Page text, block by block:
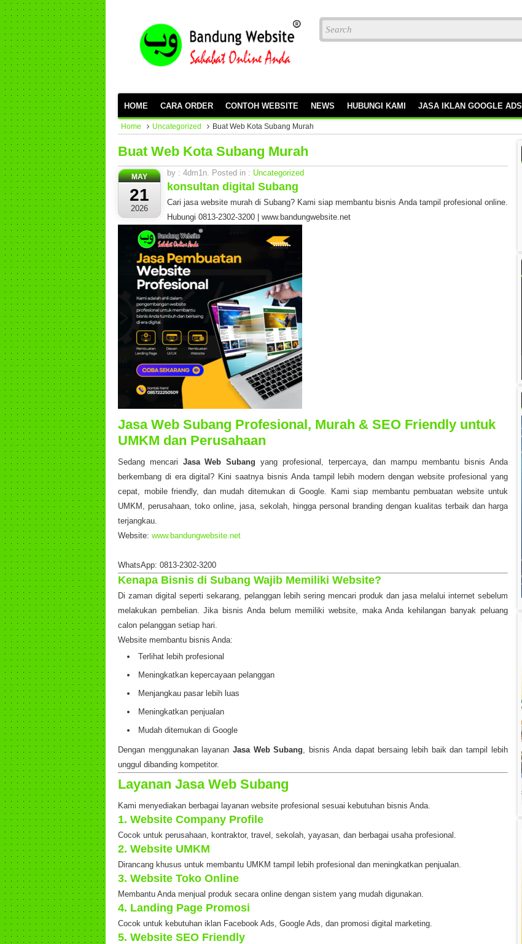
HOME CARA ORDER CONTOH WEBSITE NEWS HUBUNGI KAMI JASA IKLAN GOOGLE ADS
Home Uncategorized Buat Web Kota Subang Murah
Buat Web Kota Subang Murah
MAY
21
2026
by : 4dm1n. Posted in : Uncategorized
konsultan digital Subang
Cari jasa website murah di Subang? Kami siap membantu bisnis Anda tampil profesional online.
Hubungi 0813-2302-3200 | www.bandungwebsite.net
Jasa Web Subang Profesional, Murah & SEO Friendly untuk
UMKM dan Perusahaan
Sedang mencari Jasa Web Subang yang profesional, terpercaya, dan mampu membantu bisnis Anda
berkembang di era digital? Kini saatnya bisnis Anda tampil lebih modern dengan website profesional yang
cepat, mobile friendly, dan mudah ditemukan di Google. Kami siap membantu pembuatan website untuk
UMKM, perusahaan, toko online, jasa, sekolah, hingga personal branding dengan kualitas terbaik dan harga
terjangkau.
Website: www.bandungwebsite.net
WhatsApp: 0813-2302-3200
Kenapa Bisnis di Subang Wajib Memiliki Website?
Di zaman digital seperti sekarang, pelanggan lebih sering mencari produk dan jasa melalui internet sebelum
melakukan pembelian. Jika bisnis Anda belum memiliki website, maka Anda kehilangan banyak peluang
calon pelanggan setiap hari.
Website membantu bisnis Anda:
Terlihat lebih profesional
Meningkatkan kepercayaan pelanggan
Menjangkau pasar lebih luas
Meningkatkan penjualan
Mudah ditemukan di Google
Dengan menggunakan layananJasa Web Subang , bisnis Anda dapat bersaing lebih baik dan tampil lebih
unggul dibanding kompetitor.
Layanan Jasa Web Subang
Kami menyediakan berbagai layanan website profesional sesuai kebutuhan bisnis Anda.
1. Website Company Profile
Cocok untuk perusahaan, kontraktor, travel, sekolah, yayasan, dan berbagai usaha profesional.
2. Website UMKM
Dirancang khusus untuk membantu UMKM tampil lebih profesional dan meningkatkan penjualan.
3. Website Toko Online
Membantu Anda menjual produk secara online dengan sistem yang mudah digunakan.
4. Landing Page Promosi
Cocok untuk kebutuhan iklan Facebook Ads, Google Ads, dan promosi digital marketing.
5. Website SEO Friendly